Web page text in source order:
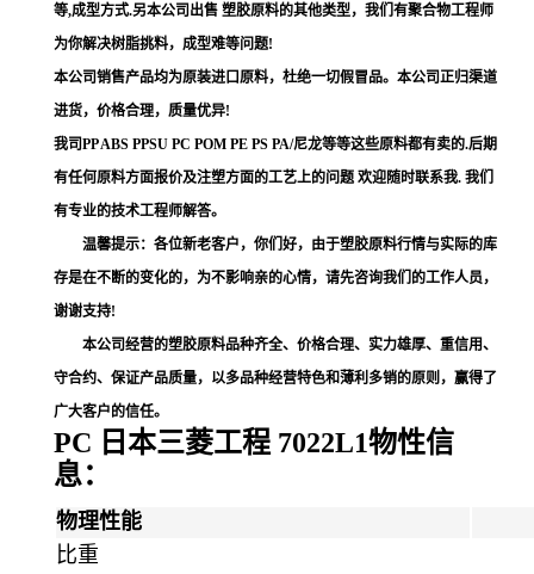
等,成型方式.另本公司出售 塑胶原料的其他类型，我们有聚合物工程师
为你解决树脂挑料，成型难等问题!
本公司销售产品均为原装进口原料，杜绝一切假冒品。本公司正归渠道
进货，价格合理，质量优异!
我司PP ABS PPSU PC POM PE PS PA/尼龙等等这些原料都有卖的.后期
有任何原料方面报价及注塑方面的工艺上的问题 欢迎随时联系我. 我们
有专业的技术工程师解答。
温馨提示：各位新老客户，你们好，由于塑胶原料行情与实际的库
存是在不断的变化的，为不影响亲的心情，请先咨询我们的工作人员，
谢谢支持!
本公司经营的塑胶原料品种齐全、价格合理、实力雄厚、重信用、
守合约、保证产品质量，以多品种经营特色和薄利多销的原则，赢得了
广大客户的信任。
PC 日本三菱工程 7022L1物性信
息：
物理性能
比重